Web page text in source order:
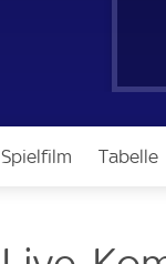
Spielfilm Tabelle